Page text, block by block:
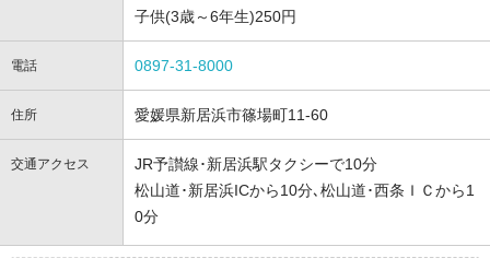
子供(3歳～6年生)250円
電話 0897-31-8000
住所 愛媛県新居浜市篠場町11-60
交通アクセス
JR予讃線･新居浜駅タクシーで10分
松山道･新居浜ICから10分､松山道･西条ＩＣから1
0分